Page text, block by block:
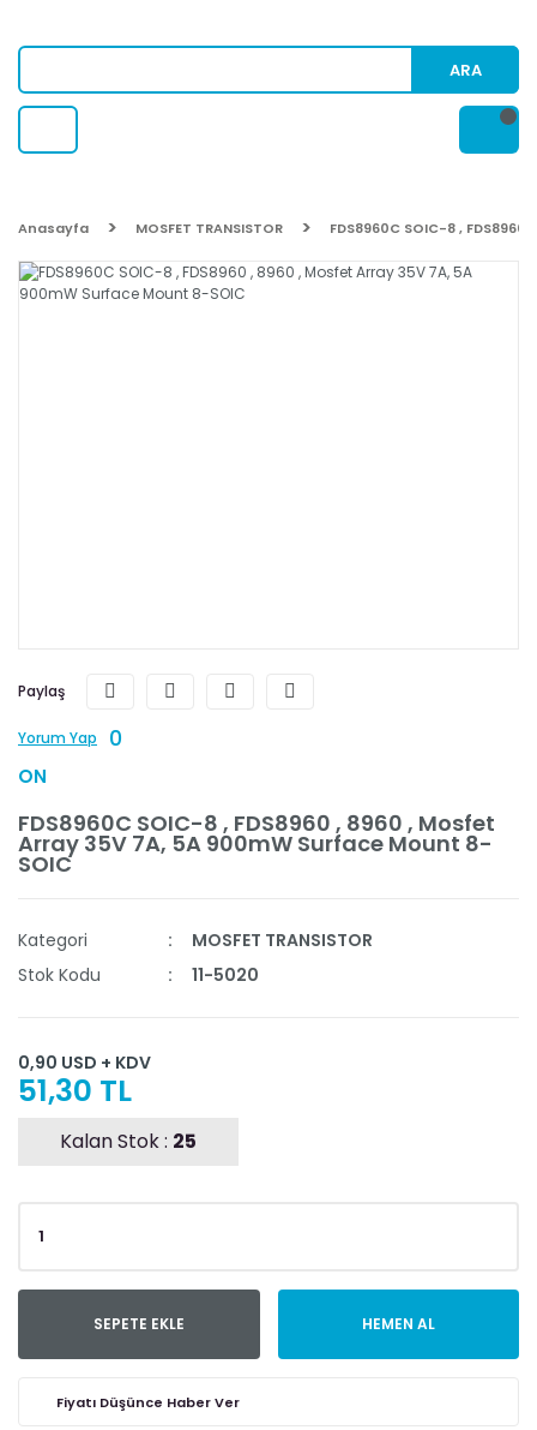
ARA
Anasayfa MOSFET TRANSISTOR FDS8960C SOIC-8 ,
Paylaş
Yorum Yap 0
ON
FDS8960C SOIC-8 , FDS8960 , 8960 , Mosfet
Array 35V 7A, 5A 900mW Surface Mount 8-
SOIC
Kategori
MOSFET TRANSISTOR
Stok Kodu
11-5020
0,90 USD + KDV
51,30 TL
Kalan Stok : 25
SEPETE EKLE HEMEN AL
Fiyatı Düşünce Haber Ver